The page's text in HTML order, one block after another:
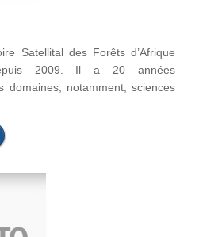
Satellital des Forêts d’Afrique
2009. Il a 20 années
domaines, notamment, sciences